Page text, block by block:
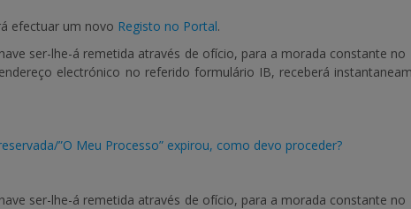
efectuar um novo Registo no Portal.
ser-lhe-á remetida através de ofício, para a morada constante
electrónico no referido formulário IB, receberá
”O Meu Processo” expirou, como devo proceder?
ser-lhe-á remetida através de ofício, para a morada constante